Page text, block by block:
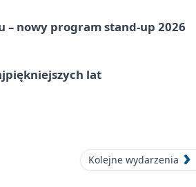
– nowy program stand-up 2026
lat
Kolejne wydarzenia